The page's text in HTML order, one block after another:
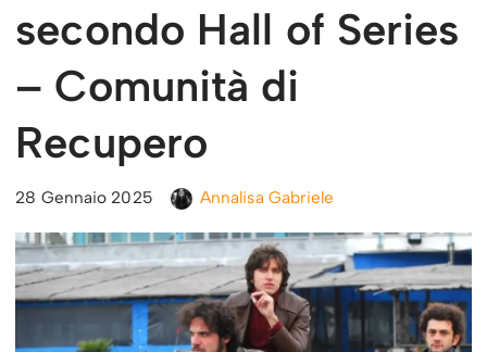
secondo Hall of Series
– Comunità di
Recupero
28 Gennaio 2025 Annalisa Gabriele